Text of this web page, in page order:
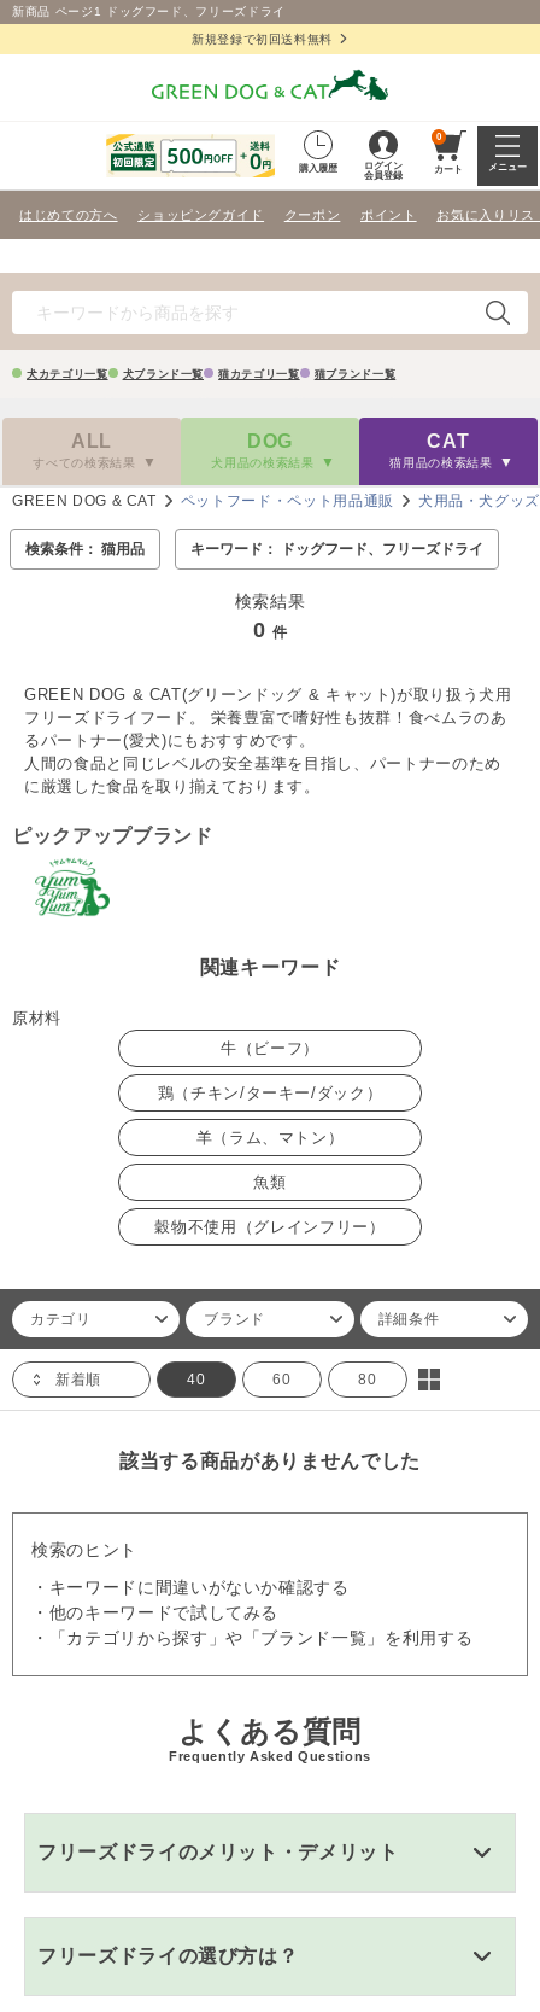
新商品 ページ1 ドッグフード、フリーズドライ
新規登録で初回送料無料
購入履歴
ログイン
会員登録
0
カート メニュー
はじめての方へ ショッピングガイド クーポン ポイント お気に入りリス
犬カテゴリ一覧 犬ブランド一覧 猫カテゴリ一覧 猫ブランド一覧
ALL
すべての検索結果
DOG
犬用品の検索結果
CAT
猫用品の検索結果
GREEN DOG & CAT ペットフード・ペット用品通販 犬用品・犬グッズ
検索条件： 猫用品 キーワード： ドッグフード、フリーズドライ
検索結果
0 件
GREEN DOG & CAT(グリーンドッグ & キャット)が取り扱う犬用
フリーズドライフード。 栄養豊富で嗜好性も抜群！食べムラのあ
るパートナー(愛犬)にもおすすめです。
人間の食品と同じレベルの安全基準を目指し、パートナーのため
に厳選した食品を取り揃えております。
ピックアップブランド
関連キーワード
原材料
牛（ビーフ）
鶏（チキン/ターキー/ダック）
羊（ラム、マトン）
魚類
穀物不使用（グレインフリー）
カテゴリ ブランド 詳細条件
新着順 40 60 80
該当する商品がありませんでした
検索のヒント
・キーワードに間違いがないか確認する
・他のキーワードで試してみる
・「カテゴリから探す」や「ブランド一覧」を利用する
よくある質問
Frequently Asked Questions
フリーズドライのメリット・デメリット
フリーズドライの選び方は？